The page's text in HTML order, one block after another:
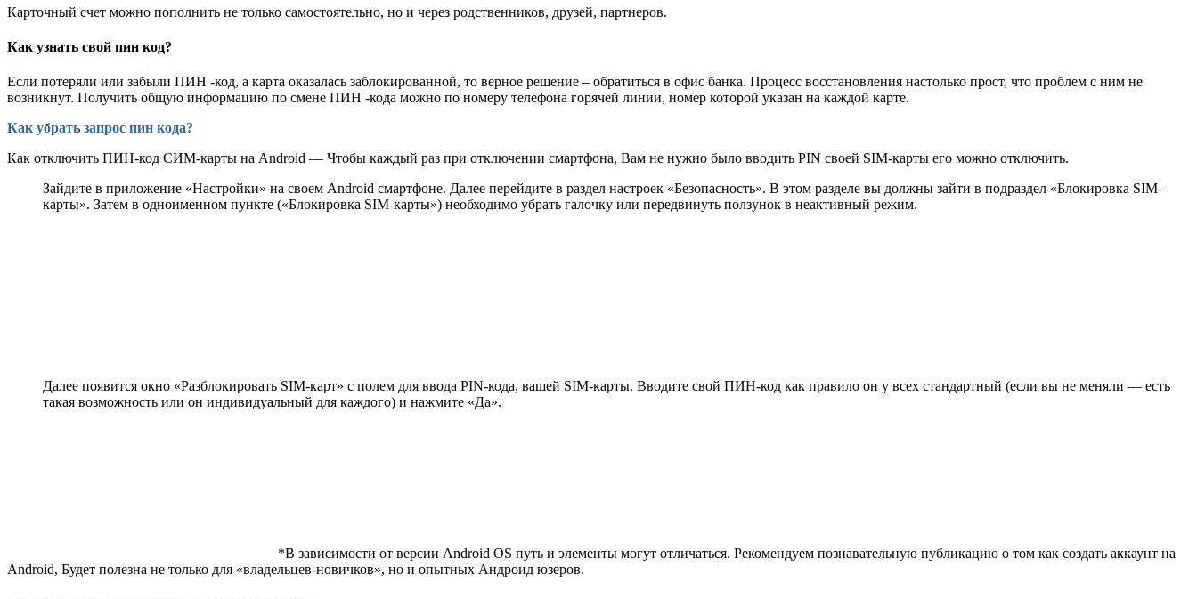
Карточный счет можно пополнить не только самостоятельно, но и через родственников, друзей, партнеров.
Как узнать свой пин код?
Если потеряли или забыли ПИН -код, а карта оказалась заблокированной, то верное решение – обратиться в офис банка. Процесс восстановления настолько прост, что проблем с ним не
возникнут. Получить общую информацию по смене ПИН -кода можно по номеру телефона горячей линии, номер которой указан на каждой карте.
Как убрать запрос пин кода?
Как отключить ПИН-код СИМ-карты на Android — Чтобы каждый раз при отключении смартфона, Вам не нужно было вводить PIN своей SIM-карты его можно отключить.
Зайдите в приложение «Настройки» на своем Android смартфоне. Далее перейдите в раздел настроек «Безопасность». В этом разделе вы должны зайти в подраздел «Блокировка SIM-
карты». Затем в одноименном пункте («Блокировка SIM-карты») необходимо убрать галочку или передвинуть ползунок в неактивный режим.
Далее появится окно «Разблокировать SIM-карт» с полем для ввода PIN-кода, вашей SIM-карты. Вводите свой ПИН-код как правило он у всех стандартный (если вы не меняли — есть
такая возможность или он индивидуальный для каждого) и нажмите «Да».
*В зависимости от версии Android OS путь и элементы могут отличаться. Рекомендуем познавательную публикацию о том как создать аккаунт на
Android, Будет полезна не только для «владельцев-новичков», но и опытных Андроид юзеров.